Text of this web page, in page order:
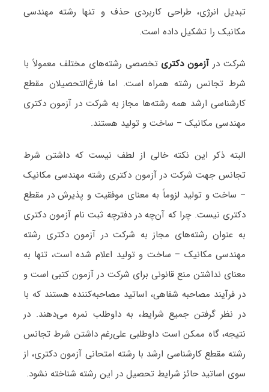
تبدیل انرژی، طراحی کاربردی حذف و تنها رشته مهندسی
مکانیک را تشکیل داده است.
شرکت درآزمون دکتری تخصصی رشته‌های مختلف معمولاً با
شرط تجانس رشته همراه است. اما فارغ‌التحصیلان مقطع
کارشناسی ارشد همه رشته‌ها مجاز به شرکت در آزمون دکتری
مهندسی مکانیک – ساخت و تولید هستند.
البته ذکر این نکته خالی از لطف نیست که داشتن شرط
تجانس جهت شرکت در آزمون دکتری رشته مهندسی مکانیک
– ساخت و تولید لزوماً به معنای موفقیت و پذیرش در مقطع
دکتری نیست. چرا که آن‌چه در دفترچه ثبت نام آزمون دکتری
به عنوان رشته‌های مجاز به شرکت در آزمون دکتری رشته
مهندسی مکانیک – ساخت و تولید اعلام شده است، تنها به
معنای نداشتن منع قانونی برای شرکت در آزمون کتبی است و
در فرآیند مصاحبه شفاهی، اساتید مصاحبه‌کننده هستند که با
در نظر گرفتن جمیع شرایط، به داوطلب نمره می‌دهند. در
نتیجه، گاه ممکن است داوطلبی علی‌رغم داشتن شرط تجانس
رشته مقطع کارشناسی ارشد با رشته امتحانی آزمون دکتری، از
سوی اساتید حائز شرایط تحصیل در این رشته شناخته نشود.